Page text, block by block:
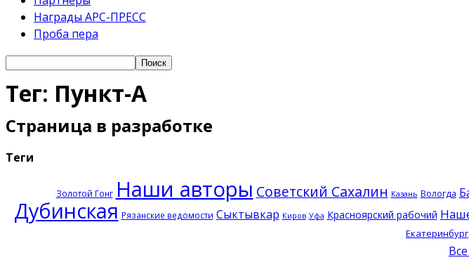
Награды АРС-ПРЕСС
Проба пера
Тег: Пункт-А
Страница в разработке
Теги
Золотой Гонг Наши авторы Советский Сахалин Казань Вологда
Дубинская Рязанские ведомости Сыктывкар Киров Уфа Красноярский рабочий
Екатеринбург